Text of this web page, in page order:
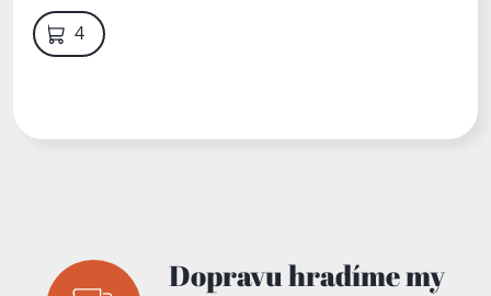
lehce
natrhnutá
obálka, na
499 Kč
Dopravu hradíme my